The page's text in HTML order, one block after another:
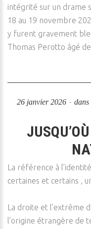
intégrité sur un drame
18 au 19 novembre
y furent gravement
Thomas Perotto âgé de
26 janvier 2026 dans
La référence à
certaines et certains ,
La droite et l’extrême
l’origine étrangère de